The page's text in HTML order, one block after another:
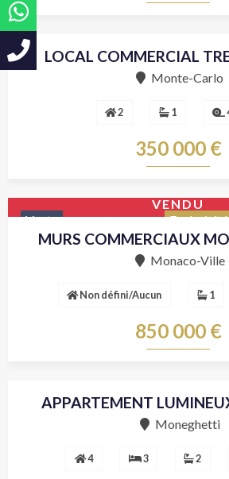
VenteLOCAL COMMERCIAL
Monte-Carlo
2 1
350 000 €
VENDU
Vente
Exclusivité
MURS COMMERCIAUX
Monaco-Ville
Non défini/Aucun 1
850 000 €
Vente
APPARTEMENT
Moneghetti
4 3 2